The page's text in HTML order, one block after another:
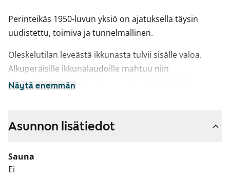
Perinteikäs 1950-luvun yksiö on ajatuksella täysin
uudistettu, toimiva ja tunnelmallinen.
Oleskelutilan leveästä ikkunasta tulvii sisälle valoa.
Alkuperäisille ikkunalaudoille mahtuu niin
huonekasveja kuin koriste-esineitä. Oleskelutilassa on
on seinäkaappi ja lisää kaappitilaa löytyy eteisestä.
induktiotaso, uuni ja tiskikone tekevät tilasta
käytännöllisen, mikrollekin on paikkansa. Kokkaillessa
Näytä enemmän
Asunnon lisätiedot
Sauna
Ei